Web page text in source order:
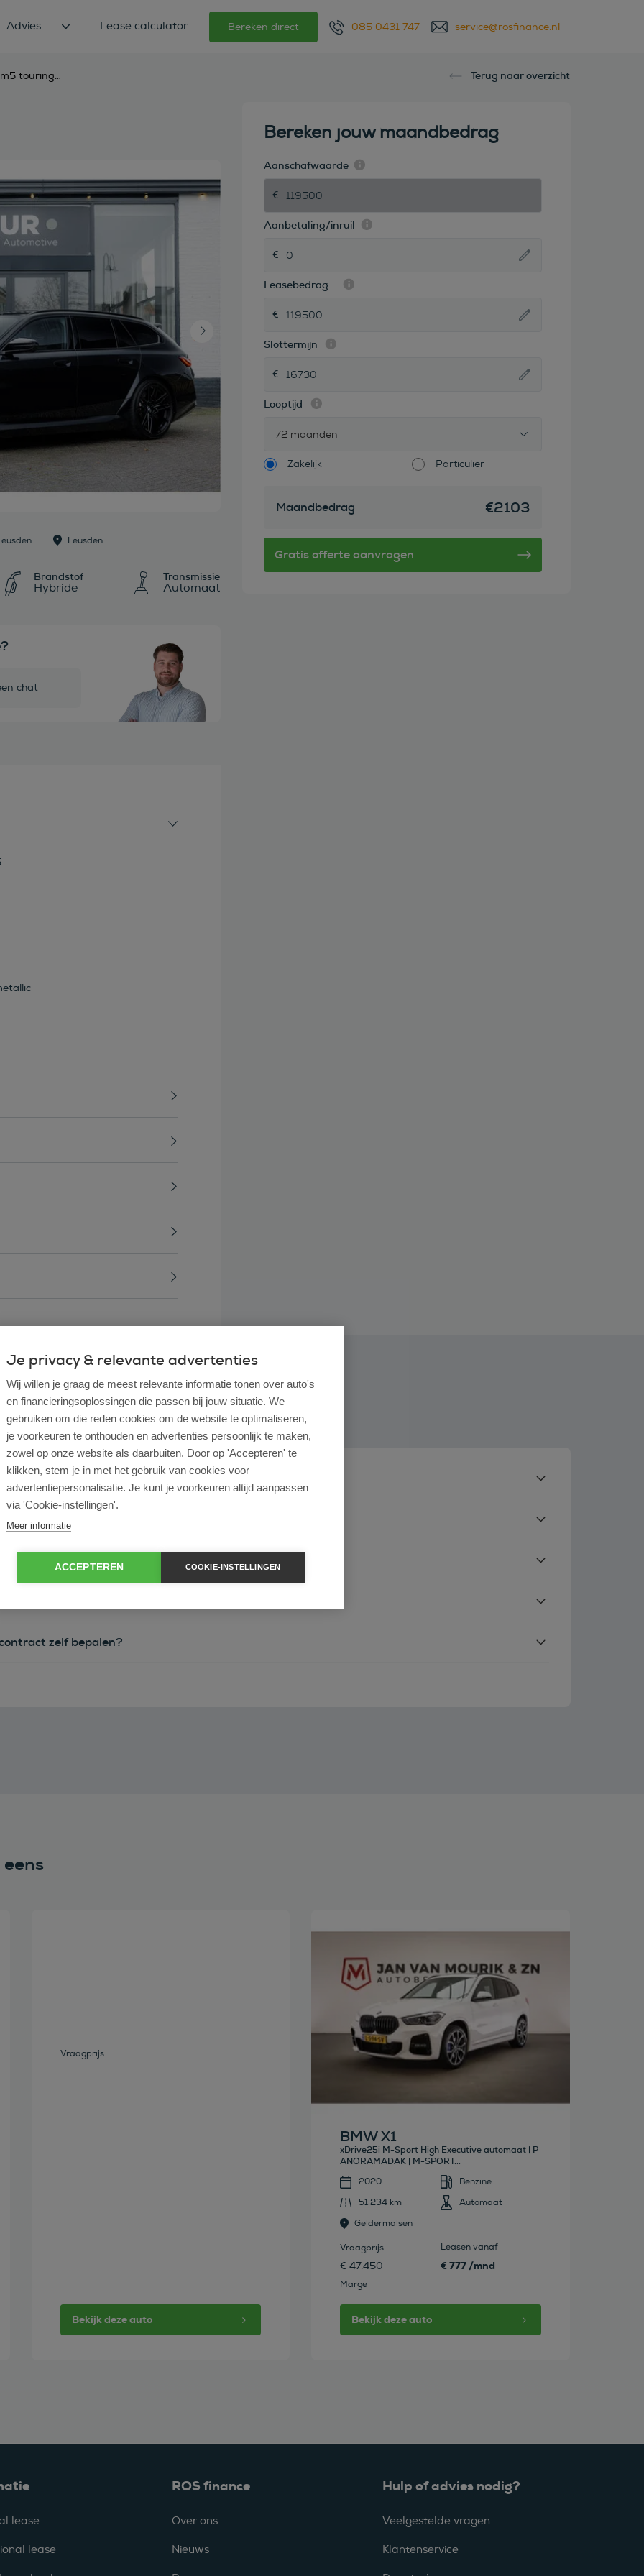
Advies Lease calculator Bereken direct 085 0431 747 service@rosfinance.nl
bmw m5 touring 4.4 v8 xdrive m-drivers pack Terug naar overzicht
Leusden
Brandstof
Hybride
Transmissie
Automaat
chat
Bereken jouw maandbedrag
Aanschafwaarde
Aanbetaling/inruil
Leasebedrag
Slottermijn
Looptijd
72 maanden
Zakelijk Particulier
Maandbedrag €2103
ondernemer?
operational lease?
ROS Finance?
zelf bepalen?
Vraagprijs
Bekijk deze auto
Bekijk deze auto
BMW X1
xDrive25i M-Sport High Executive automaat | P
ANORAMADAK | M-SPORT...
2020
Benzine
51.234 km
Automaat
Geldermalsen
Vraagprijs
€ 47.450
Marge
Leasen vanaf
€ 777 /mnd
Bekijk deze auto
lease
lease
ROS finance
Over ons
Nieuws
Hulp of advies nodig?
Veelgestelde vragen
Klantenservice
Je privacy & relevante advertenties
Wij willen je graag de meest relevante informatie tonen over auto's
en financieringsoplossingen die passen bij jouw situatie. We
gebruiken om die reden cookies om de website te optimaliseren,
je voorkeuren te onthouden en advertenties persoonlijk te maken,
zowel op onze website als daarbuiten. Door op 'Accepteren' te
klikken, stem je in met het gebruik van cookies voor
advertentiepersonalisatie. Je kunt je voorkeuren altijd aanpassen
via 'Cookie-instellingen'.
Meer informatie
ACCEPTEREN COOKIE-INSTELLINGEN